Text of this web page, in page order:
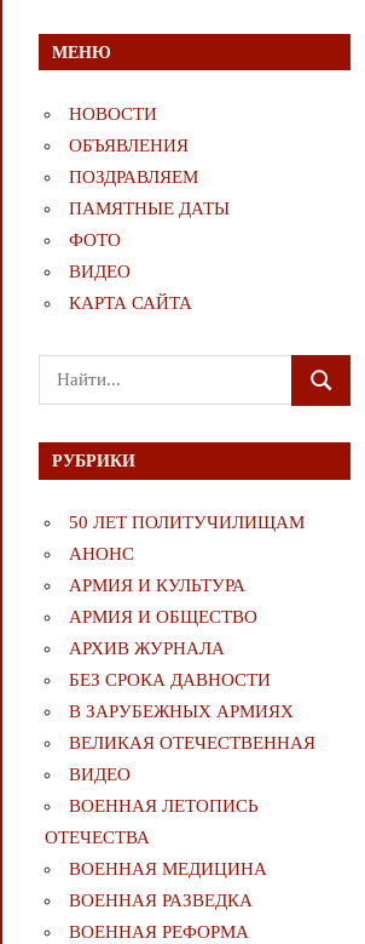
МЕНЮ
НОВОСТИ
ОБЪЯВЛЕНИЯ
ПОЗДРАВЛЯЕМ
ПАМЯТНЫЕ ДАТЫ
ФОТО
ВИДЕО
КАРТА САЙТА
Поиск
для:
ПОИСК
РУБРИКИ
50 ЛЕТ ПОЛИТУЧИЛИЩАМ
АНОНС
АРМИЯ И КУЛЬТУРА
АРМИЯ И ОБЩЕСТВО
АРХИВ ЖУРНАЛА
БЕЗ СРОКА ДАВНОСТИ
В ЗАРУБЕЖНЫХ АРМИЯХ
ВЕЛИКАЯ ОТЕЧЕСТВЕННАЯ
ВИДЕО
ВОЕННАЯ ЛЕТОПИСЬ
ОТЕЧЕСТВА
ВОЕННАЯ МЕДИЦИНА
ВОЕННАЯ РАЗВЕДКА
ВОЕННАЯ РЕФОРМА